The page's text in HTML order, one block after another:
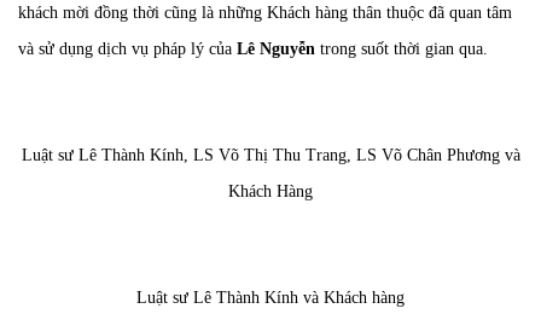
khách mời đồng thời cũng là những Khách hàng thân thuộc đã quan tâm
và sử dụng dịch vụ pháp lý của Lê Nguyễn trong suốt thời gian qua.
Luật sư Lê Thành Kính, LS Võ Thị Thu Trang, LS Võ Chân Phương và
Khách Hàng
Luật sư Lê Thành Kính và Khách hàng